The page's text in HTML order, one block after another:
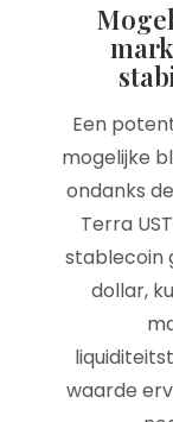
Een
mogelijke
ondanks
Terra
stablecoin
dollar,
waarde